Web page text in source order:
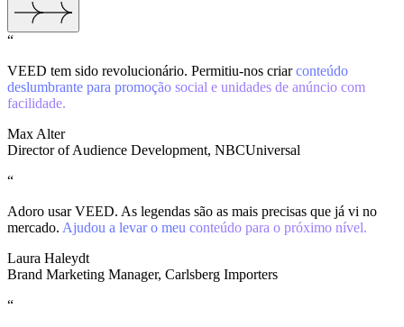
“
VEED tem sido revolucionário. Permitiu-nos criarconteúdo
deslumbrante para promoção social e unidades de anúncio com
facilidade.
Max Alter
Director of Audience Development, NBCUniversal
“
Adoro usar VEED. As legendas são as mais precisas que já vi no
mercado. Ajudou a levar o meu conteúdo para o próximo nível.
Laura Haleydt
Brand Marketing Manager, Carlsberg Importers
“